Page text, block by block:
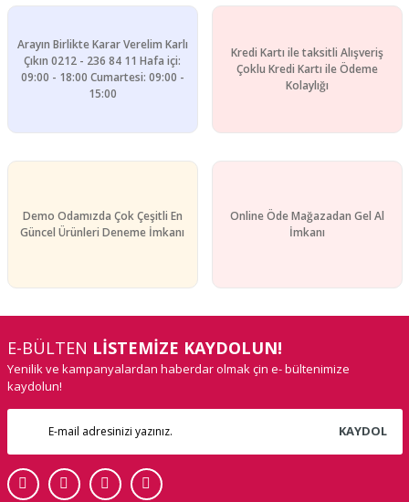
Arayın Birlikte Karar Verelim Karlı
Çıkın 0212 - 236 84 11 Hafa içi:
09:00 - 18:00 Cumartesi: 09:00 -
15:00
Kredi Kartı ile taksitli Alışveriş
Çoklu Kredi Kartı ile Ödeme
Kolaylığı
Demo Odamızda Çok Çeşitli En
Güncel Ürünleri Deneme İmkanı
Online Öde Mağazadan Gel Al
İmkanı
E-BÜLTEN LİSTEMİZE KAYDOLUN!
Yenilik ve kampanyalardan haberdar olmak çin e- bültenimize
kaydolun!
KAYDOL